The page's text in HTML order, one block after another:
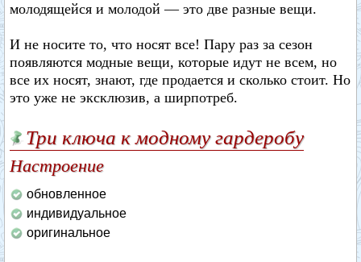
молодящейся и молодой — это две разные вещи.
И не носите то, что носят все! Пару раз за сезон
появляются модные вещи, которые идут не всем, но
все их носят, знают, где продается и сколько стоит. Но
это уже не эксклюзив, а ширпотреб.
Три ключа к модному гардеробу
Настроение
обновленное
индивидуальное
оригинальное